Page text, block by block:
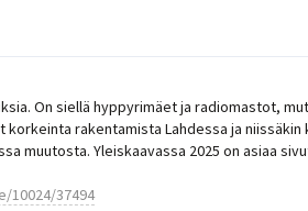
On siellä hyppyrimäet ja radiomastot,
rakentamista Lahdessa ja
muutosta. Yleiskaavassa 2025 on asiaa
10024/37494